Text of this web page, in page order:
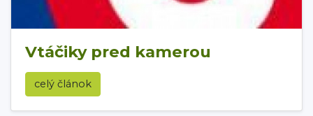
Vtáčiky pred kamerou
celý článok